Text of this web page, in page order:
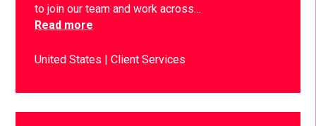
to join our team and work across…
Read more
United States Client Services